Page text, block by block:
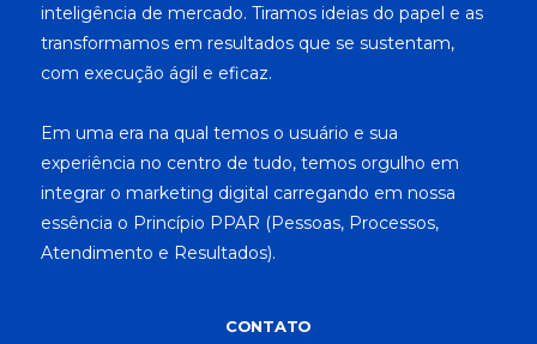
inteligência de mercado. Tiramos ideias do papel e as
transformamos em resultados que se sustentam,
com execução ágil e eficaz.
Em uma era na qual temos o usuário e sua
experiência no centro de tudo, temos orgulho em
integrar o marketing digital carregando em nossa
essência o Princípio PPAR (Pessoas, Processos,
Atendimento e Resultados).
CONTATO